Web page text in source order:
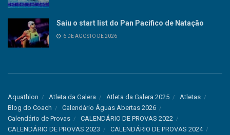
Saiu o start list do Pan Pacifico de Natação
6 DE AGOSTO DE 2026
Aquathlon Atleta da Galera Atleta da Galera 2025
Atletas
Blog do Coach
Calendário Águas Abertas 2026
Calendário de Provas
CALENDÁRIO DE PROVAS 2022
CALENDÁRIO DE PROVAS 2023
CALENDÁRIO DE PROVAS 2024